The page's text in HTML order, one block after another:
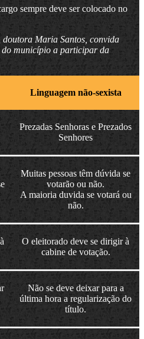
sempre deve ser colocado no
Maria Santos, convida
do município a participar da
Linguagem não-sexista
Prezadas Senhoras e Prezados
Senhores
Muitas pessoas têm dúvida se
votarão ou não.
A maioria duvida se votará ou
não.
O eleitorado deve se dirigir à
cabine de votação.
Não se deve deixar para a
última hora a regularização do
título.